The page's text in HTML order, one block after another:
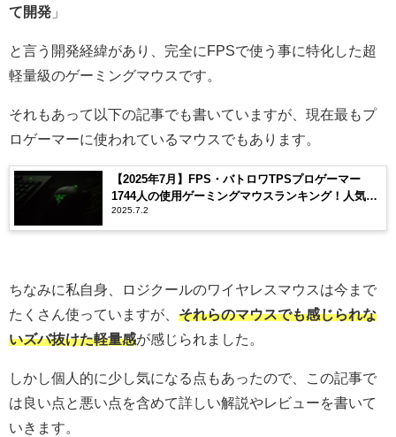
て開発 」
と言う開発経緯があり、完全にFPSで使う事に特化した超
軽量級のゲーミングマウスです。
それもあって以下の記事でも書いていますが、現在最もプ
ロゲーマーに使われているマウスでもあります。
【2025年7月】FPS・バトロワTPSプロゲーマー
1744人の使用ゲーミングマウスランキング！人気メ
ーカーとモデルを紹介！
2025.7.2
ちなみに私自身、ロジクールのワイヤレスマウスは今まで
たくさん使っていますが、 それらのマウスでも感じられな
いズバ抜けた軽量感が感じられました。
しかし個人的に少し気になる点もあったので、この記事で
は良い点と悪い点を含めて詳しい解説やレビューを書いて
いきます。